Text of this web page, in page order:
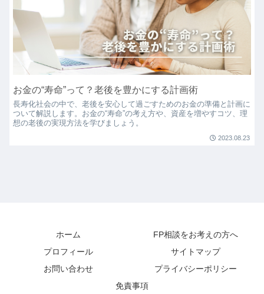
お金の“寿命”って？老後を豊かにする計画術
長寿化社会の中で、老後を安心して過ごすためのお金の準備と計画に
ついて解説します。お金の“寿命”の考え方や、資産を増やすコツ、理
想の老後の実現方法を学びましょう。
2023.08.23
ホーム
FP相談をお考えの方へ
プロフィール
サイトマップ
お問い合わせ
プライバシーポリシー
免責事項